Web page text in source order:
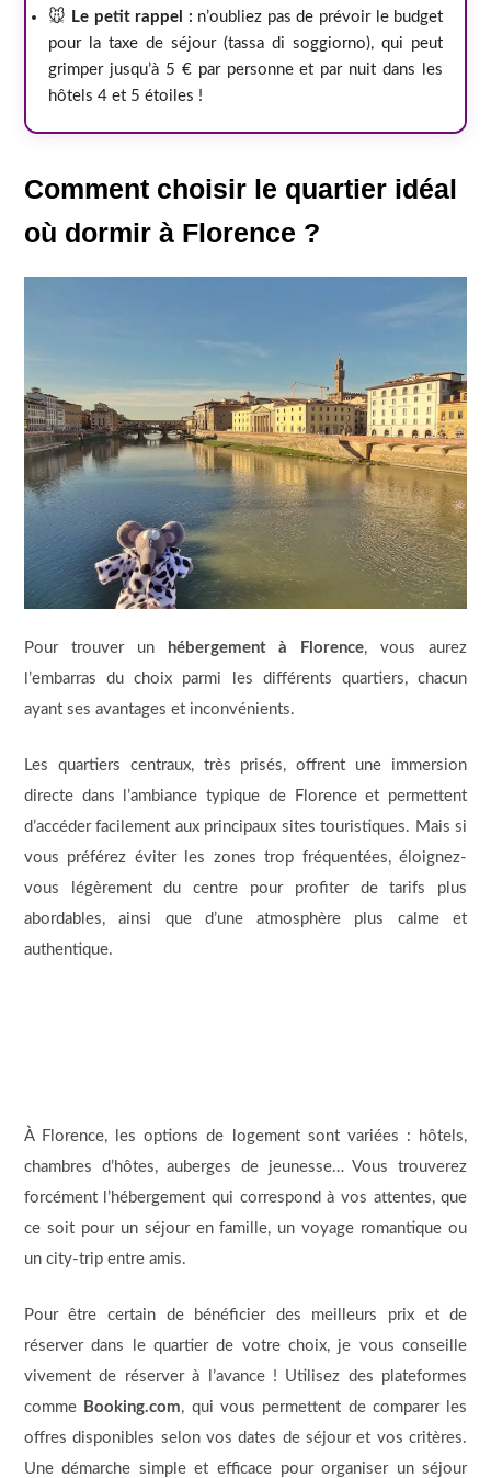
🐭 Le petit rappel : n’oubliez pas de prévoir le budget
pour la taxe de séjour (tassa di soggiorno), qui peut
grimper jusqu’à 5 € par personne et par nuit dans les
hôtels 4 et 5 étoiles !
Comment choisir le quartier idéal
où dormir à Florence ?
Pour trouver un hébergement à Florence, vous aurez
l’embarras du choix parmi les différents quartiers, chacun
ayant ses avantages et inconvénients.
Les quartiers centraux, très prisés, offrent une immersion
directe dans l’ambiance typique de Florence et permettent
d’accéder facilement aux principaux sites touristiques. Mais si
vous préférez éviter les zones trop fréquentées, éloignez-
vous légèrement du centre pour profiter de tarifs plus
abordables, ainsi que d’une atmosphère plus calme et
authentique.
À Florence, les options de logement sont variées : hôtels,
chambres d’hôtes, auberges de jeunesse… Vous trouverez
forcément l’hébergement qui correspond à vos attentes, que
ce soit pour un séjour en famille, un voyage romantique ou
un city-trip entre amis.
Pour être certain de bénéficier des meilleurs prix et de
réserver dans le quartier de votre choix, je vous conseille
vivement de réserver à l’avance ! Utilisez des plateformes
comme Booking.com, qui vous permettent de comparer les
offres disponibles selon vos dates de séjour et vos critères.
Une démarche simple et efficace pour organiser un séjour